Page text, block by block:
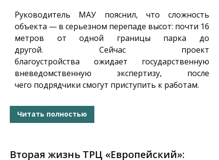
Руководитель МАУ пояснил, что сложность
объекта — в серьезном перепаде высот: почти 16
метров от одной границы парка до
другой. Сейчас проект
благоустройства ожидает государственную
вневедомственную экспертизу, после
чего подрядчики смогут приступить к работам.
Читать полностью
Вторая жизнь ТРЦ «Европейский»: